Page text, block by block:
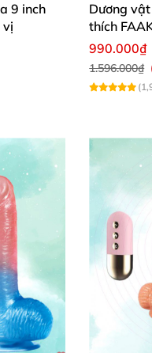
9 inch
vị
Dương
thích
990.000₫
1.596.000₫